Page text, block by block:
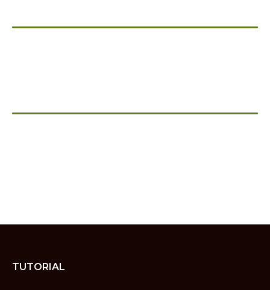
TUTORIAL